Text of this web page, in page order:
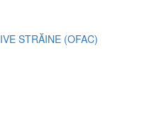
STRĂINE (OFAC)